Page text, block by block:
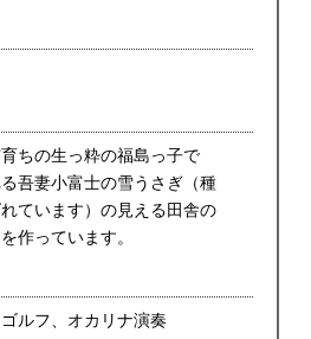
ちの生っ粋の福島っ子で
吾妻小富士の雪うさぎ（種
ています）の見える田舎の
作っています。
ルフ、オカリナ演奏